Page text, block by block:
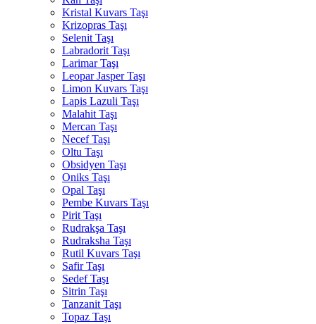
Kristal Kuvars Taşı
Krizopras Taşı
Selenit Taşı
Labradorit Taşı
Larimar Taşı
Leopar Jasper Taşı
Limon Kuvars Taşı
Lapis Lazuli Taşı
Malahit Taşı
Mercan Taşı
Necef Taşı
Oltu Taşı
Obsidyen Taşı
Oniks Taşı
Opal Taşı
Pembe Kuvars Taşı
Pirit Taşı
Rudrakşa Taşı
Rudraksha Taşı
Rutil Kuvars Taşı
Safir Taşı
Sedef Taşı
Sitrin Taşı
Tanzanit Taşı
Topaz Taşı